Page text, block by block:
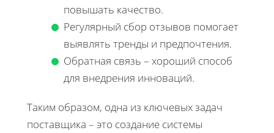
повышать качество.
Регулярный сбор отзывов помогает
выявлять тренды и предпочтения.
Обратная связь – хороший способ
для внедрения инноваций.
Таким образом, одна из ключевых задач
поставщика – это создание системы